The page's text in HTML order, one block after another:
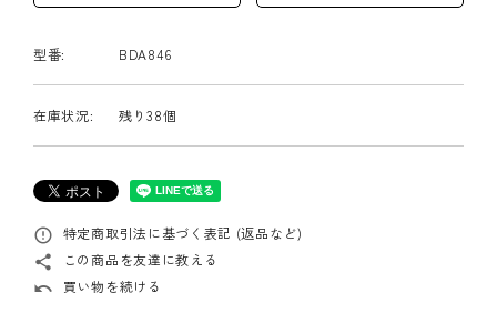
型番: BDA846
在庫状況: 残り38個
error_outline 特定商取引法に基づく表記 (返品など)
share この商品を友達に教える
undo 買い物を続ける